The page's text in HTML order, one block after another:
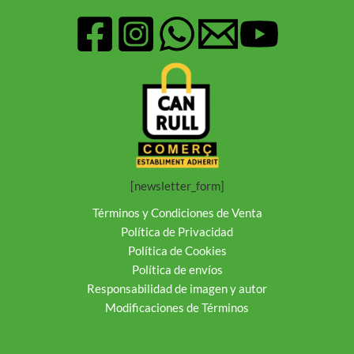
[newsletter_form]
Términos y Condiciones de Venta
Política de Privacidad
Política de Cookies
Política de envíos
Responsabilidad de imagen y autor
Modificaciones de Términos